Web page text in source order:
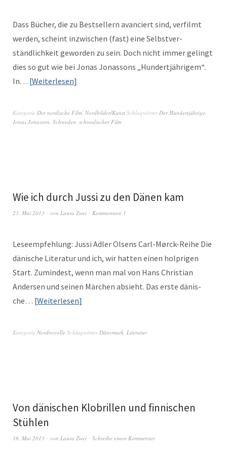
Dass Büch­er, die zu Best­sellern avanciert sind, ver­filmt
wer­den, scheint inzwis­chen (fast) eine Selb­stver­
ständlichkeit gewor­den zu sein. Doch nicht immer gelingt
dies so gut wie bei Jonas Jonas­sons „Hun­dertjährigem“.
In… Weit­er­lesen
Kategorie Der nordische Film Nordbilder/Kunst Schlagwörter Der Hundertjährige
Jonas Jonasson Schweden schwedischer Film
Wie ich durch Jussi zu den Dänen kam
23. Mai 2013 von Laura Zwei Kommentare 1
Leseempfehlung: Jus­si Adler Olsens Carl-Mør­ck-Rei­he Die
dänis­che Lit­er­atur und ich, wir hat­ten einen hol­pri­gen
Start. Zumin­d­est, wenn man mal von Hans Chris­t­ian
Ander­sen und seinen Märchen absieht. Das erste dänis­
che… Weit­er­lesen
Kategorie Nordnovelle Schlagwörter Dänemark Literatur
Von dänischen Klobrillen und finnischen
Stühlen
16. Mai 2013 von Laura Zwei Schreibe einen Kommentar